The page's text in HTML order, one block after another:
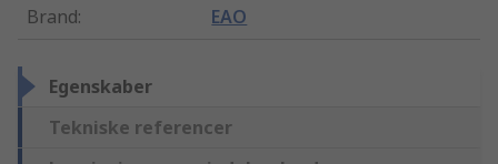
Brand: EAO
Egenskaber
Tekniske referencer